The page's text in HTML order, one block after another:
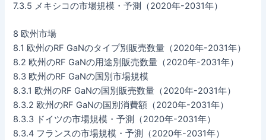
7.3.5 メキシコの市場規模・予測（2020年-2031年）
8 欧州市場
8.1 欧州のRF GaNのタイプ別販売数量（2020年-2031年）
8.2 欧州のRF GaNの用途別販売数量（2020年-2031年）
8.3 欧州のRF GaNの国別市場規模
8.3.1 欧州のRF GaNの国別販売数量（2020年-2031年）
8.3.2 欧州のRF GaNの国別消費額（2020年-2031年）
8.3.3 ドイツの市場規模・予測（2020年-2031年）
8.3.4 フランスの市場規模・予測（2020年-2031年）